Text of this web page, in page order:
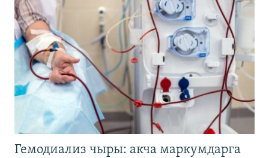
Гемодиализ чыры: акча маркумдарга